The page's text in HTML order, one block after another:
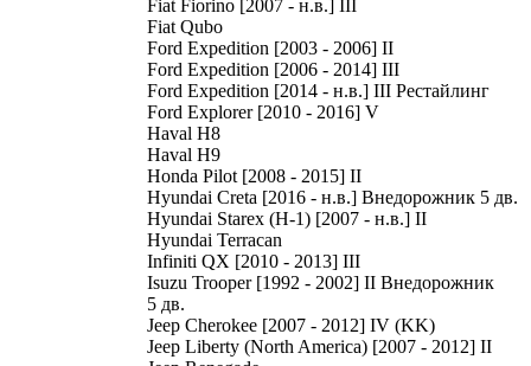
Fiat Fiorino [2007 - н.в.] III
Fiat Qubo
Ford Expedition [2003 - 2006] II
Ford Expedition [2006 - 2014] III
Ford Expedition [2014 - н.в.] III Рестайлинг
Ford Explorer [2010 - 2016] V
Haval H8
Haval H9
Honda Pilot [2008 - 2015] II
Hyundai Creta [2016 - н.в.] Внедорожник 5 дв.
Hyundai Starex (H-1) [2007 - н.в.] II
Hyundai Terracan
Infiniti QX [2010 - 2013] III
Isuzu Trooper [1992 - 2002] II Внедорожник
5 дв.
Jeep Cherokee [2007 - 2012] IV (KK)
Jeep Liberty (North America) [2007 - 2012] II